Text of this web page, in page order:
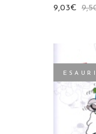
9,03€